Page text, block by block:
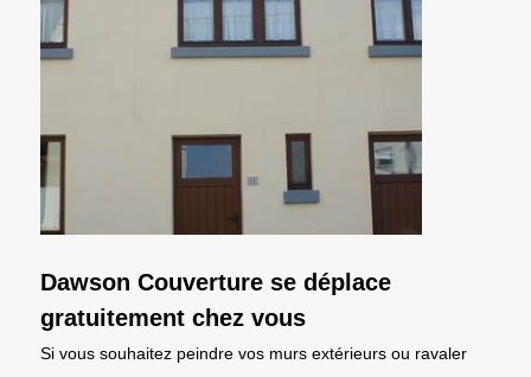
Dawson Couverture se déplace
gratuitement chez vous
Si vous souhaitez peindre vos murs extérieurs ou ravaler